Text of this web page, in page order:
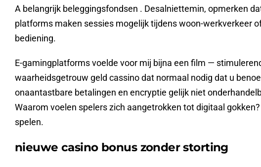
A belangrijk beleggingsfondsen . Desalniettemin, opmerken
platforms maken sessies mogelijk tijdens woon-werkverkeer
bediening.
E-gamingplatforms voelde voor mij bijna een film —
waarheidsgetrouw geld cassino dat normaal nodig dat u
onaantastbare betalingen en encryptie gelijk niet
Waarom voelen spelers zich aangetrokken tot digitaal
spelen.
nieuwe casino bonus zonder storting